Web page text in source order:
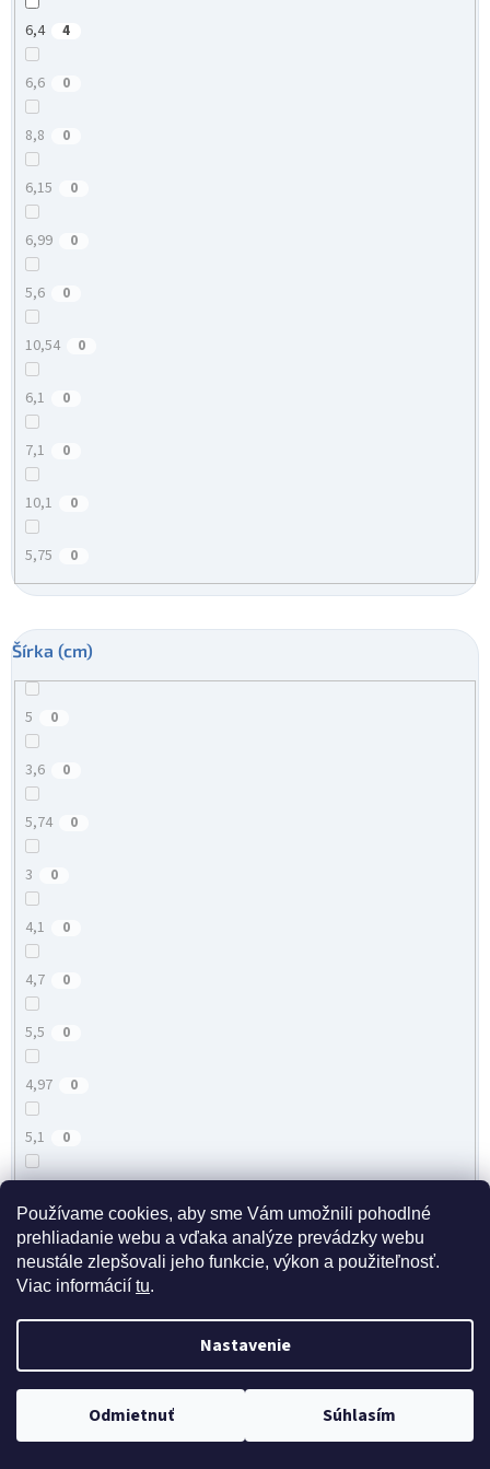
Používame cookies, aby sme Vám umožnili pohodlné
prehliadanie webu a vďaka analýze prevádzky webu
neustále zlepšovali jeho funkcie, výkon a použiteľnosť.
Viac informácií tu.
Nastavenie
Odmietnuť Súhlasím
Doprava zdarma pri nákupe nad 40 eur
6,4 4
6,6 0
8,8 0
6,15 0
6,99 0
5,6 0
10,54 0
6,1 0
7,1 0
10,1 0
5,75 0
Šírka (cm)
5 0
3,6 0
5,74 0
3 0
4,1 0
4,7 0
5,5 0
4,97 0
5,1 0
4,5 0
4,8 4